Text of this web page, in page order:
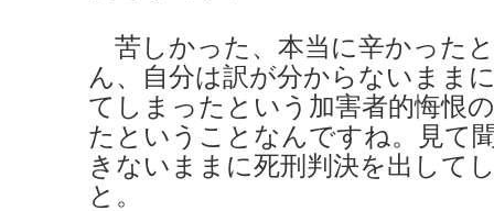
苦しかった、本当に辛かった
ん、自分は訳が分からないまま
てしまったという加害者的悔恨
たということなんですね。見て
きないままに死刑判決を出して
と。